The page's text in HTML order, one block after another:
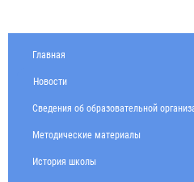
Главная
Новости
Сведения об образовательной
Методические материалы
История школы